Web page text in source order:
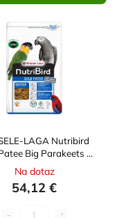
LAGA Nutribird
Big Parakeets &
Parrots 10kg
Na dotaz
54,12 €